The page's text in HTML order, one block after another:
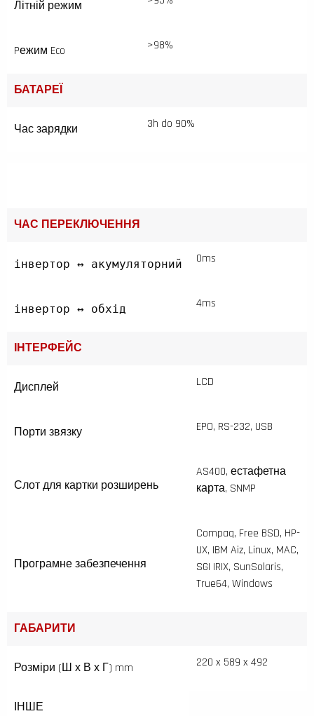
Літній режим
Pежим Eco >98%
БАТАРЕЇ
Час зарядки 3h do 90%
ЧАС ПЕРЕКЛЮЧЕННЯ
інвертор ↔ акумуляторний 0ms
інвертор ↔ обхід 4ms
ІНТЕРФЕЙС
Дисплей LCD
Порти звязку EPO, RS-232, USB
Слот для картки розширень
AS400, естафетна
карта, SNMP
Програмне забезпечення
Compaq, Free BSD, HP-
UX, IBM Aiz, Linux, MAC,
SGI IRIX, SunSolaris,
True64, Windows
ГАБАРИТИ
Розміри (Ш х В х Г) mm 220 x 589 x 492
ІНШЕ